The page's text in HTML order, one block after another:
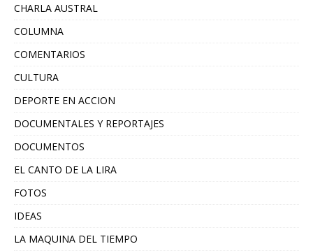
CHARLA AUSTRAL
COLUMNA
COMENTARIOS
CULTURA
DEPORTE EN ACCION
DOCUMENTALES Y REPORTAJES
DOCUMENTOS
EL CANTO DE LA LIRA
FOTOS
IDEAS
LA MAQUINA DEL TIEMPO